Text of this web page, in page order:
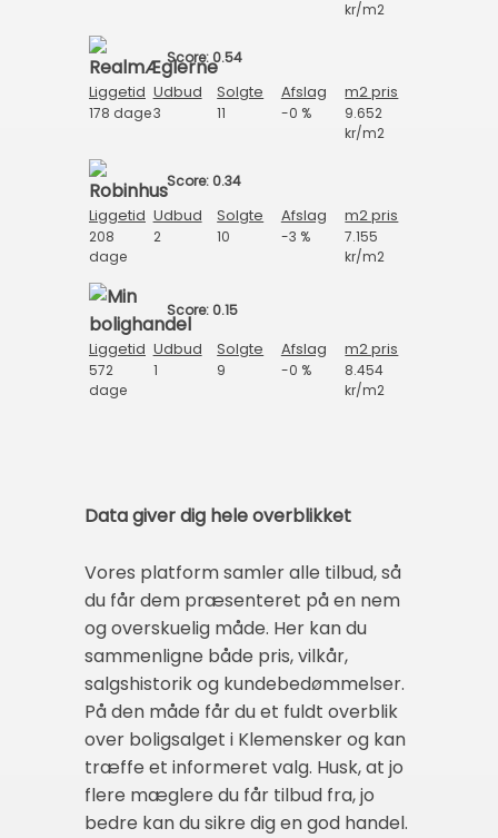
kr/m2
Score: 0.54
Liggetid Udbud Solgte Afslag m2 pris
178 dage3 11 -0 %
9.652
kr/m2
Score: 0.34
Liggetid Udbud Solgte Afslag m2 pris
208
dage
2 10 -3 %
7.155
kr/m2
Score: 0.15
Liggetid Udbud Solgte Afslag m2 pris
572
dage
1 9 -0 %
8.454
kr/m2
Data giver dig hele overblikket
Vores platform samler alle tilbud, så
du får dem præsenteret på en nem
og overskuelig måde. Her kan du
sammenligne både pris, vilkår,
salgshistorik og kundebedømmelser.
På den måde får du et fuldt overblik
over boligsalget i Klemensker og kan
træffe et informeret valg. Husk, at jo
flere mæglere du får tilbud fra, jo
bedre kan du sikre dig en god handel.